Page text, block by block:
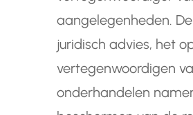
aangelegenheden.
juridisch advies, het
vertegenwoordigen
onderhandelen